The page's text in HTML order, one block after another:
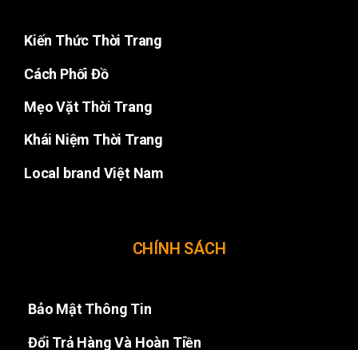
Kiến Thức Thời Trang
Cách Phối Đồ
Mẹo Vặt Thời Trang
Khái Niệm Thời Trang
Local brand Việt Nam
CHÍNH SÁCH
Bảo Mật Thông Tin
Đổi Trả Hàng Và Hoàn Tiền